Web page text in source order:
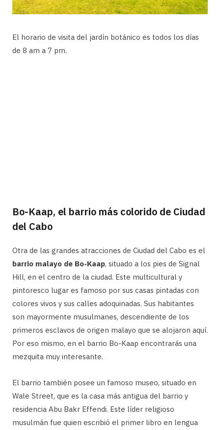
El horario de visita del jardín botánico es todos los días
de 8 am a 7 pm.
Bo-Kaap, el barrio más colorido de Ciudad
del Cabo
Otra de las grandes atracciones de Ciudad del Cabo es el
barrio malayo de Bo-Kaap, situado a los pies de Signal
Hill, en el centro de la ciudad. Este multicultural y
pintoresco lugar es famoso por sus casas pintadas con
colores vivos y sus calles adoquinadas. Sus habitantes
son mayormente musulmanes, descendiente de los
primeros esclavos de origen malayo que se alojaron aquí.
Por eso mismo, en el barrio Bo-Kaap encontrarás una
mezquita muy interesante.
El barrio también posee un famoso museo, situado en
Wale Street, que es la casa más antigua del barrio y
residencia Abu Bakr Effendi. Este líder religioso
musulmán fue quien escribió el primer libro en lengua